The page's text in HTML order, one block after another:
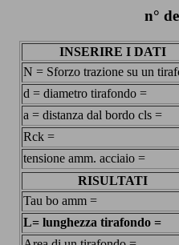
n°
INSERIRE I DATI
N = Sforzo trazione su un
d = diametro tirafondo =
a = distanza dal bordo cls =
Rck =
tensione amm. acciaio =
RISULTATI
Tau bo amm =
L= lunghezza tirafondo =